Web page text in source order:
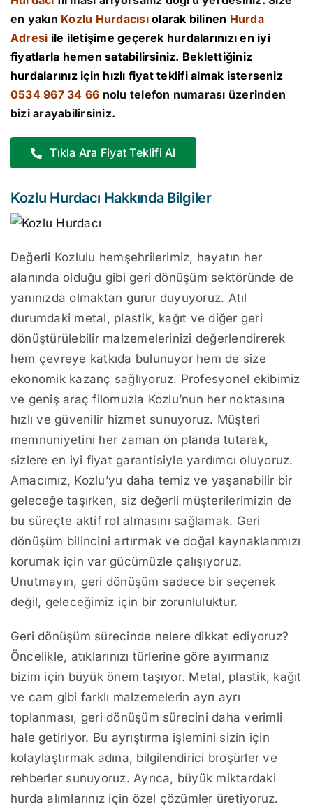
en yakın Kozlu Hurdacısı olarak bilinen Hurda
Adresi ile iletişime geçerek hurdalarınızı en iyi
fiyatlarla hemen satabilirsiniz. Beklettiğiniz
hurdalarınız için hızlı fiyat teklifi almak isterseniz
0534 967 34 66 nolu telefon numarası üzerinden
bizi arayabilirsiniz.
Tıkla Ara Fiyat Teklifi Al
Kozlu Hurdacı Hakkında Bilgiler
Değerli Kozlulu hemşehrilerimiz, hayatın her
alanında olduğu gibi geri dönüşüm sektöründe de
yanınızda olmaktan gurur duyuyoruz. Atıl
durumdaki metal, plastik, kağıt ve diğer geri
dönüştürülebilir malzemelerinizi değerlendirerek
hem çevreye katkıda bulunuyor hem de size
ekonomik kazanç sağlıyoruz. Profesyonel ekibimiz
ve geniş araç filomuzla Kozlu’nun her noktasına
hızlı ve güvenilir hizmet sunuyoruz. Müşteri
memnuniyetini her zaman ön planda tutarak,
sizlere en iyi fiyat garantisiyle yardımcı oluyoruz.
Amacımız, Kozlu’yu daha temiz ve yaşanabilir bir
geleceğe taşırken, siz değerli müşterilerimizin de
bu süreçte aktif rol almasını sağlamak. Geri
dönüşüm bilincini artırmak ve doğal kaynaklarımızı
korumak için var gücümüzle çalışıyoruz.
Unutmayın, geri dönüşüm sadece bir seçenek
değil, geleceğimiz için bir zorunluluktur.
Geri dönüşüm sürecinde nelere dikkat ediyoruz?
Öncelikle, atıklarınızı türlerine göre ayırmanız
bizim için büyük önem taşıyor. Metal, plastik, kağıt
ve cam gibi farklı malzemelerin ayrı ayrı
toplanması, geri dönüşüm sürecini daha verimli
hale getiriyor. Bu ayrıştırma işlemini sizin için
kolaylaştırmak adına, bilgilendirici broşürler ve
rehberler sunuyoruz. Ayrıca, büyük miktardaki
hurda alımlarınız için özel çözümler üretiyoruz.